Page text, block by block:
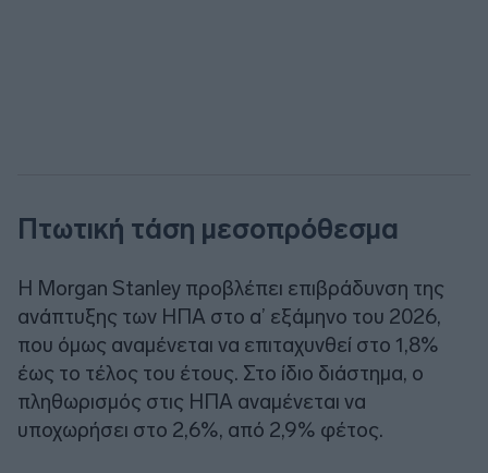
Πτωτική τάση μεσοπρόθεσμα
Η Morgan Stanley προβλέπει επιβράδυνση της
ανάπτυξης των ΗΠΑ στο α’ εξάμηνο του 2026,
που όμως αναμένεται να επιταχυνθεί στο 1,8%
έως το τέλος του έτους. Στο ίδιο διάστημα, ο
πληθωρισμός στις ΗΠΑ αναμένεται να
υποχωρήσει στο 2,6%, από 2,9% φέτος.